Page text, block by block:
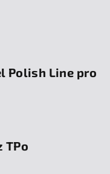
Polish Line pro
TPo